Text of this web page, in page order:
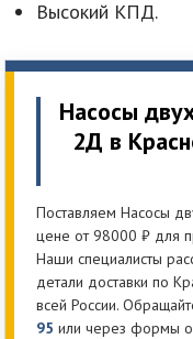
Высокий КПД.
Насосы
2Д в
Поставляем Насосы
цене от 98000 ₽ для
Наши специалисты
детали доставки по
всей России.
95 или через формы